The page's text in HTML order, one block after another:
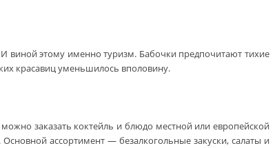
виной этому именно туризм. Бабочки предпочитают тихие
красавиц уменьшилось вполовину.
заказать коктейль и блюдо местной или европейской
ассортимент — безалкогольные закуски, салаты и